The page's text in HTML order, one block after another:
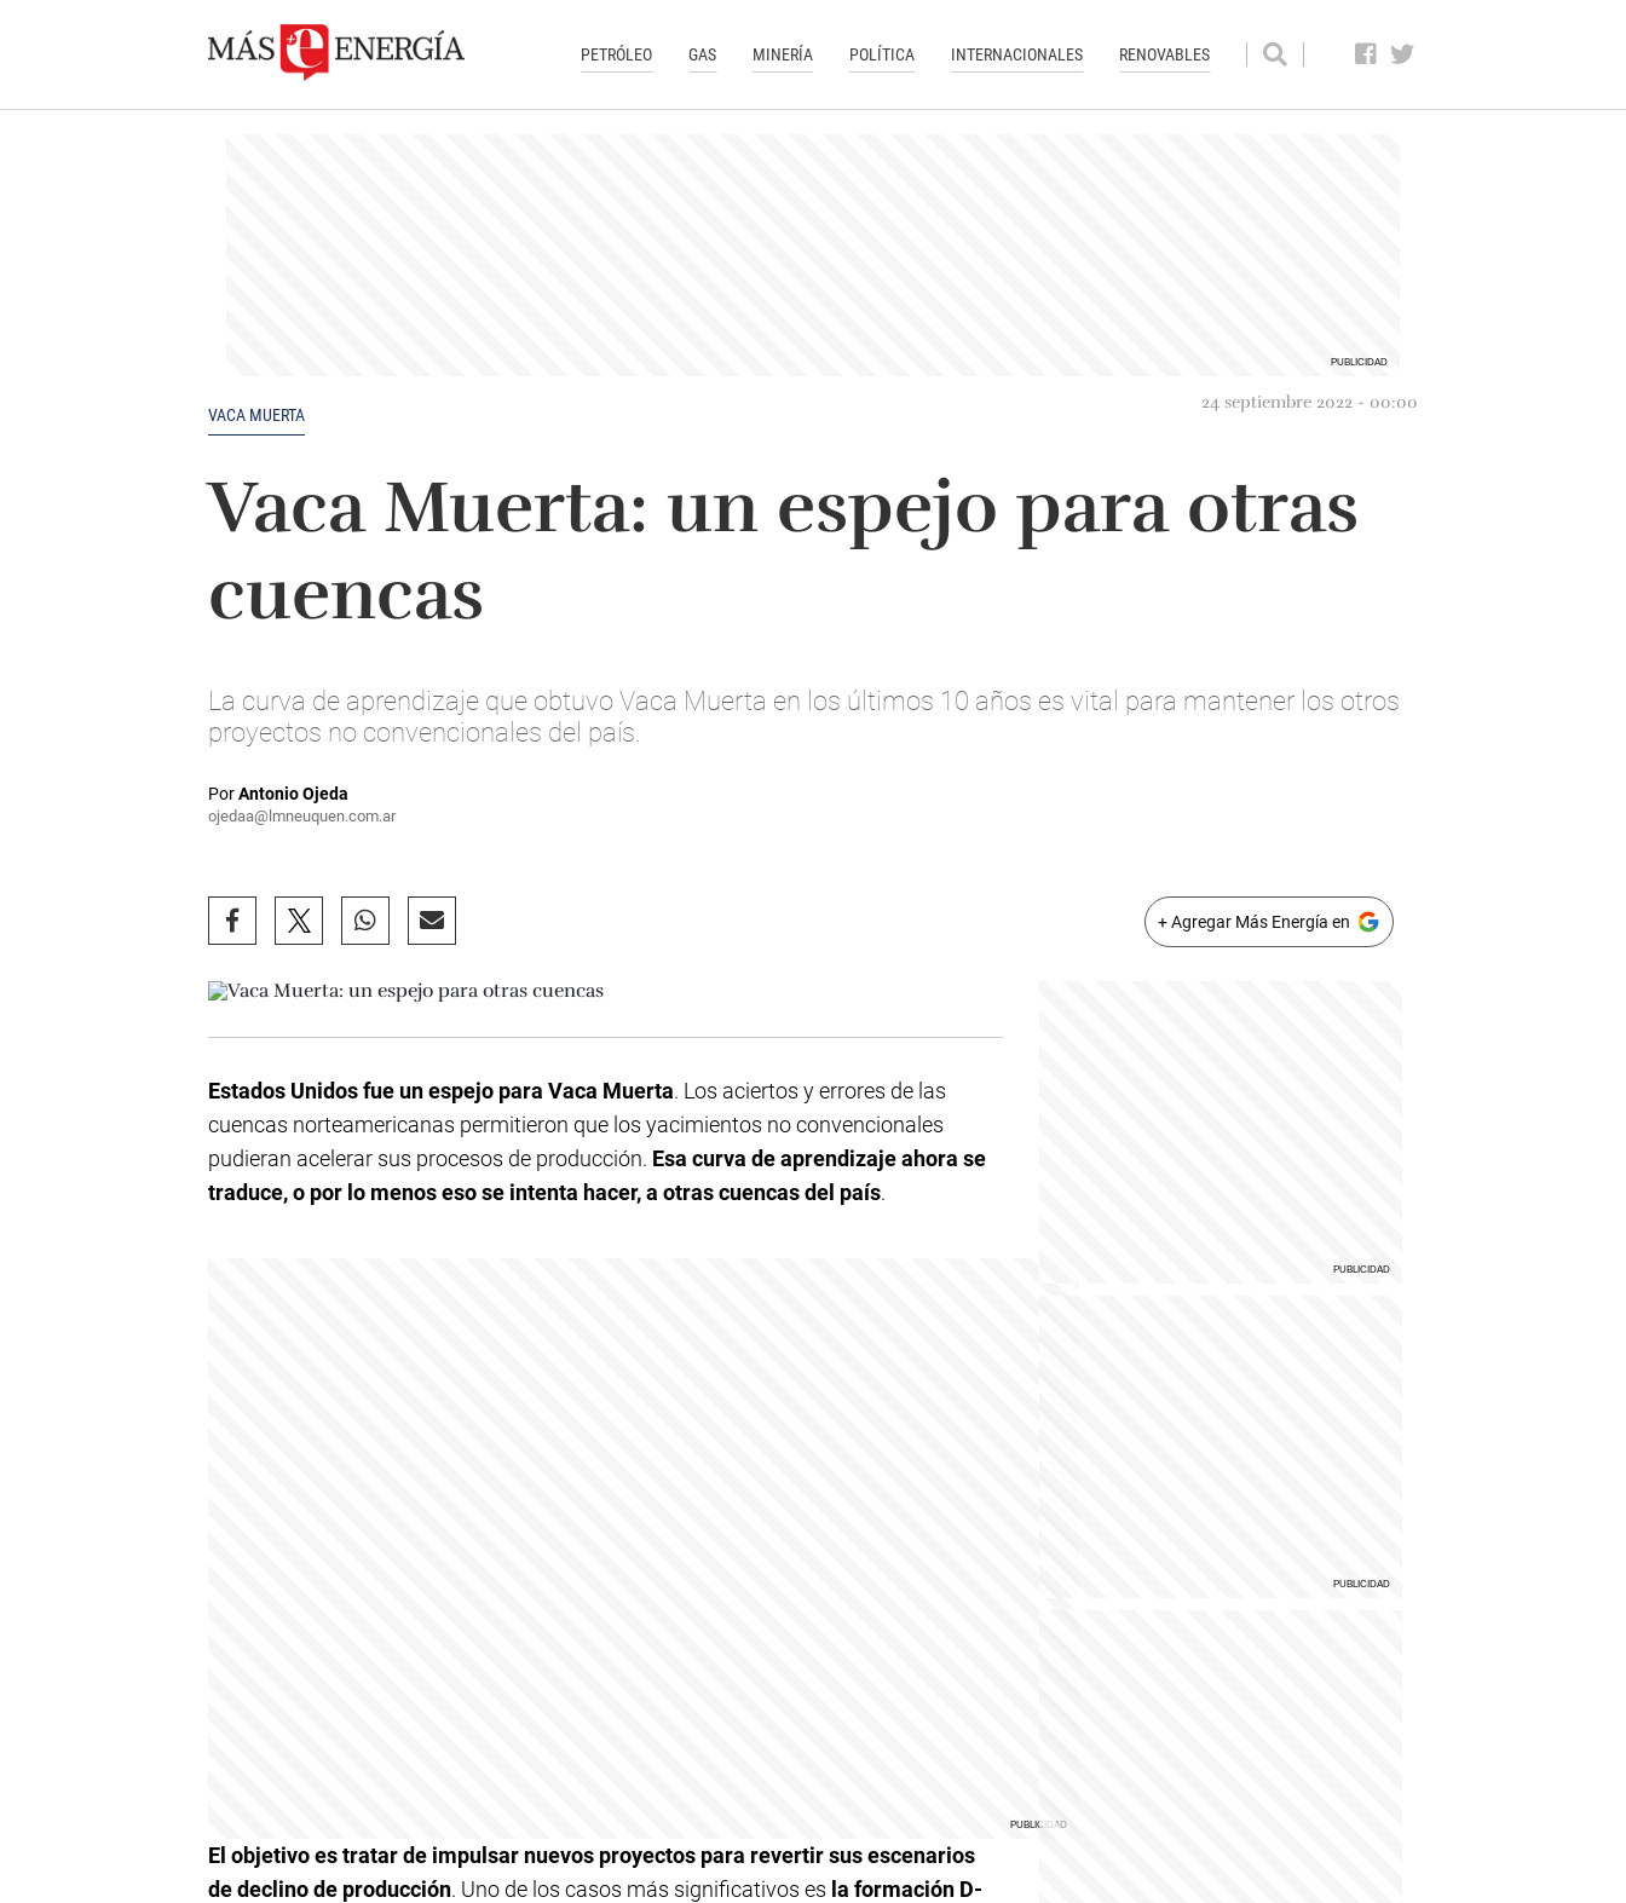
PETRÓLEO GAS MINERÍA POLÍTICA INTERNACIONALES RENOVABLES
VACA MUERTA
24 septiembre 2022 - 00:00
Vaca Muerta: un espejo para otras
cuencas
La curva de aprendizaje que obtuvo Vaca Muerta en los últimos 10 años es vital para mantener los otros
proyectos no convencionales del país.
PorAntonio Ojeda
ojedaa@lmneuquen.com.ar
+ Agregar Más Energía en
Estados Unidos fue un espejo para Vaca Muerta. Los aciertos y errores de las
cuencas norteamericanas permitieron que los yacimientos no convencionales
pudieran acelerar sus procesos de producción. Esa curva de aprendizaje ahora se
traduce, o por lo menos eso se intenta hacer, a otras cuencas del país.
El objetivo es tratar de impulsar nuevos proyectos para revertir sus escenarios
de declino de producción. Uno de los casos más significativos es la formación D-